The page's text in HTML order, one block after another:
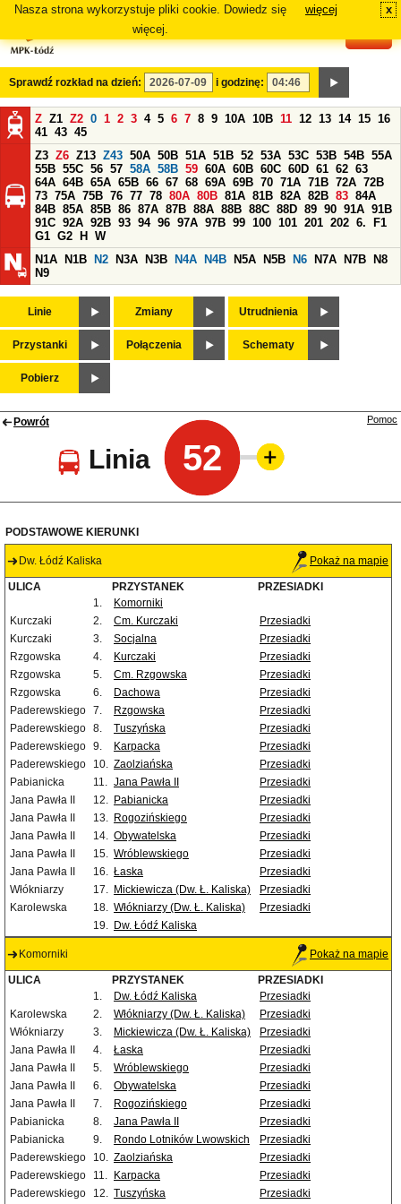
Nasza strona wykorzystuje pliki cookie. Dowiedz się
więcej.
więcej x
Sprawdź rozkład na dzień: i godzinę:
Z Z1 Z2 0 1 2 3 4 5 6 7 8 9 10A 10B 11 12 13 14 15 16
41 43 45
Z3 Z6 Z13 Z43 50A 50B 51A 51B 52 53A 53C 53B 54B 55A
55B 55C 56 57 58A 58B 59 60A 60B 60C 60D 61 62 63
64A 64B 65A 65B 66 67 68 69A 69B 70 71A 71B 72A 72B
73 75A 75B 76 77 78 80A 80B 81A 81B 82A 82B 83 84A
84B 85A 85B 86 87A 87B 88A 88B 88C 88D 89 90 91A 91B
91C 92A 92B 93 94 96 97A 97B 99 100 101 201 202 6.
F1
G1 G2 H
W
N1A
N1B N2 N3A N3B N4A N4B N5A N5B N6 N7A N7B
N8
N9
Linie Zmiany Utrudnienia
Przystanki Połączenia Schematy
Pobierz
Powrót
Linia 52
Pomoc
PODSTAWOWE KIERUNKI
Dw. Łódź Kaliska Pokaż na mapie
ULICA PRZYSTANEK
PRZESIADKI
1.
Komorniki
Kurczaki
2. Cm. Kurczaki
Przesiadki
Kurczaki
3. Socjalna
Przesiadki
Rzgowska
4. Kurczaki
Przesiadki
Rzgowska
5. Cm. Rzgowska
Przesiadki
Rzgowska
6. Dachowa
Przesiadki
Paderewskiego 7. Rzgowska
Przesiadki
Paderewskiego 8. Tuszyńska
Przesiadki
Paderewskiego 9. Karpacka
Przesiadki
Paderewskiego
10. Zaolziańska
Przesiadki
Pabianicka
11. Jana Pawła II
Przesiadki
Jana Pawła II
12. Pabianicka
Przesiadki
Jana Pawła II
13. Rogozińskiego
Przesiadki
Jana Pawła II
14. Obywatelska
Przesiadki
Jana Pawła II
15. Wróblewskiego
Przesiadki
Jana Pawła II
16. Łaska
Przesiadki
Włókniarzy
17. Mickiewicza (Dw. Ł. Kaliska)
Przesiadki
Karolewska
18. Włókniarzy (Dw. Ł. Kaliska)
Przesiadki
19. Dw. Łódź Kaliska
Komorniki Pokaż na mapie
ULICA PRZYSTANEK
PRZESIADKI
1.
Dw. Łódź Kaliska
Przesiadki
Karolewska
2. Włókniarzy (Dw. Ł. Kaliska)
Przesiadki
Włókniarzy
3. Mickiewicza (Dw. Ł. Kaliska)
Przesiadki
Jana Pawła II
4. Łaska
Przesiadki
Jana Pawła II
5. Wróblewskiego
Przesiadki
Jana Pawła II
6. Obywatelska
Przesiadki
Jana Pawła II
7. Rogozińskiego
Przesiadki
Pabianicka
8. Jana Pawła II
Przesiadki
Pabianicka
9. Rondo Lotników Lwowskich
Przesiadki
Paderewskiego
10. Zaolziańska
Przesiadki
Paderewskiego
11. Karpacka
Przesiadki
Paderewskiego
12. Tuszyńska Przesiadki